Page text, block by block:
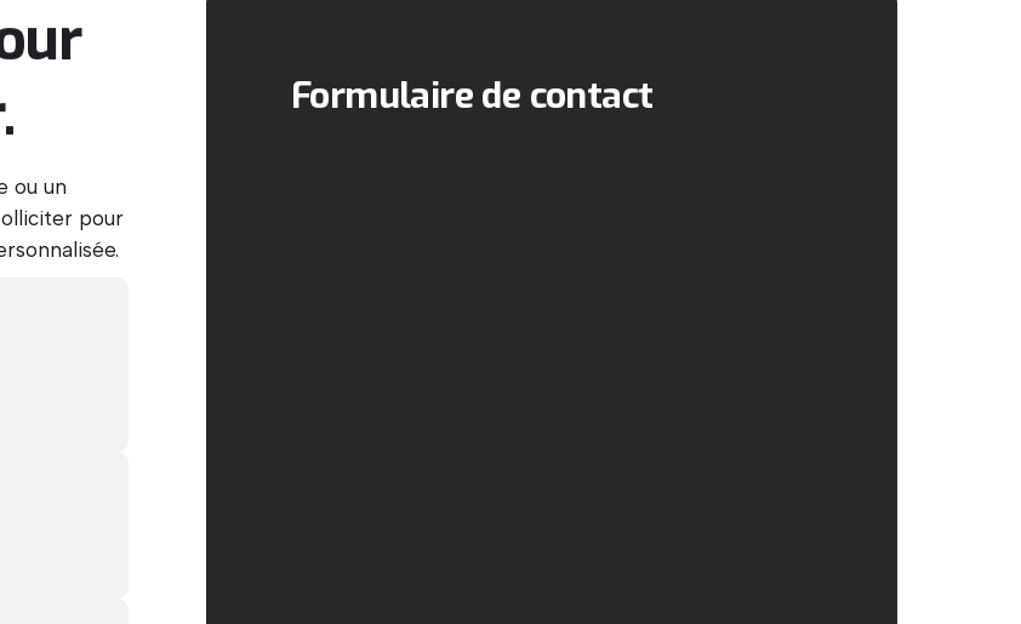
ou un
pour
Formulaire de contact